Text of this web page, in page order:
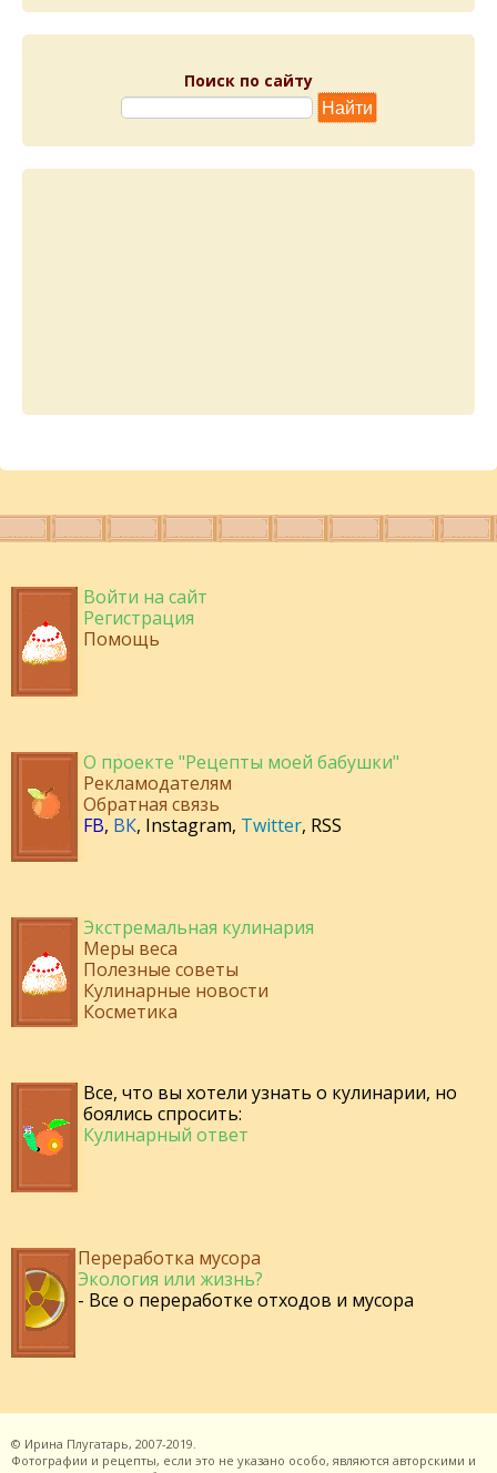
Поиск по сайту
Войти на сайт
Регистрация
Помощь
О проекте "Рецепты моей бабушки"
Рекламодателям
Обратная связь
FB, ВК, Instagram, Twitter, RSS
Экстремальная кулинария
Меры веса
Полезные советы
Кулинарные новости
Косметика
Все, что вы хотели узнать о кулинарии, но
боялись спросить:
Кулинарный ответ
Переработка мусора
Экология или жизнь?
- Все о переработке отходов и мусора
© Ирина Плугатарь, 2007-2019.
Фотографии и рецепты, если это не указано особо, являются авторскими и